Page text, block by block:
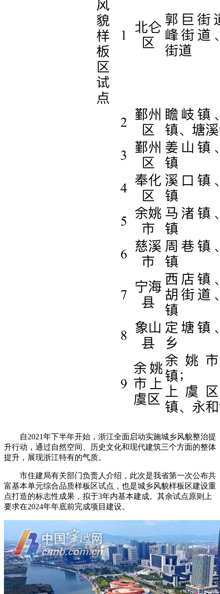
自2021年下半年开始，浙江全面启动实施城乡风貌整治提
升行动，通过自然空间、历史文化和现代建筑三个方面的整体
提升，展现浙江特有的气质。
市住建局有关部门负责人介绍，此次是我省第一次公布共
富基本单元综合品质样板区试点，也是城乡风貌样板区建设重
点打造的标志性成果，拟于3年内基本建成。其余试点原则上
要求在2024年年底前完成项目建设。